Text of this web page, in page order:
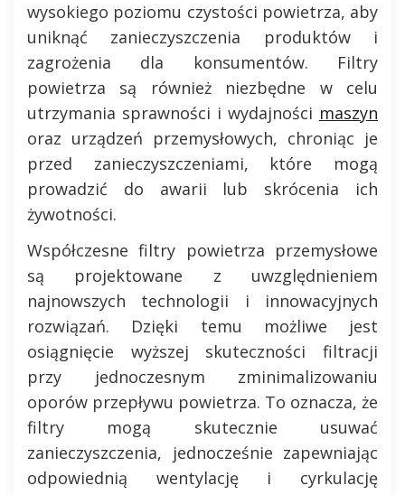
wysokiego poziomu czystości powietrza, aby
uniknąć zanieczyszczenia produktów i
zagrożenia dla konsumentów. Filtry
powietrza są również niezbędne w celu
utrzymania sprawności i wydajności maszyn
oraz urządzeń przemysłowych, chroniąc je
przed zanieczyszczeniami, które mogą
prowadzić do awarii lub skrócenia ich
żywotności.
Współczesne filtry powietrza przemysłowe
są projektowane z uwzględnieniem
najnowszych technologii i innowacyjnych
rozwiązań. Dzięki temu możliwe jest
osiągnięcie wyższej skuteczności filtracji
przy jednoczesnym zminimalizowaniu
oporów przepływu powietrza. To oznacza, że
filtry mogą skutecznie usuwać
zanieczyszczenia, jednocześnie zapewniając
odpowiednią wentylację i cyrkulację